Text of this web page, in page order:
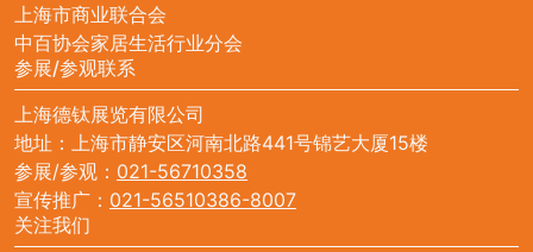
上海市商业联合会
中百协会家居生活行业分会
参展/参观联系
上海德钛展览有限公司
地址：上海市静安区河南北路441号锦艺大厦15楼
参展/参观： 021-56710358
宣传推广： 021-56510386-8007
关注我们